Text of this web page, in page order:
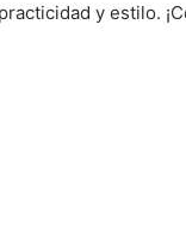
y estilo.